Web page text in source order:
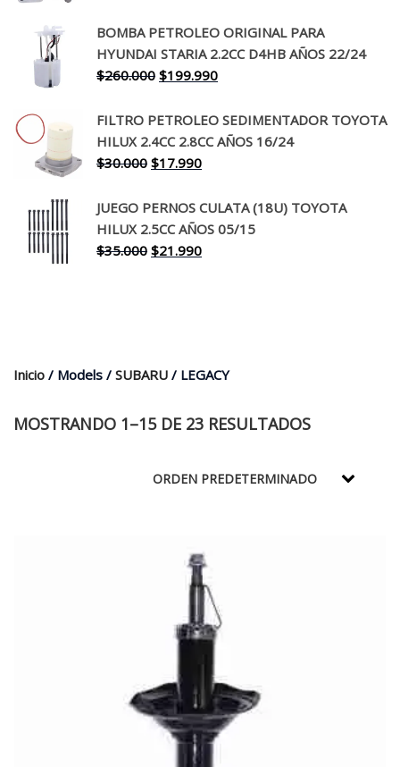
original
era:
$650.000.
actual
es:
$519.990.
BOMBA PETROLEO ORIGINAL PARA
HYUNDAI STARIA 2.2CC D4HB AÑOS 22/24
$260.000 El
original
era:
$260.000.
$199.990El
actual
es:
FILTRO PETROLEO SEDIMENTADOR TOYOTA
HILUX 2.4CC 2.8CC AÑOS 16/24
$30.000 El
original
era:
$30.000.
$17.990El
actual
es:
$17.990.
JUEGO PERNOS CULATA (18U) TOYOTA
HILUX 2.5CC AÑOS 05/15
$35.000 El
$21.990El
Inicio / Models / SUBARU / LEGACY
MOSTRANDO 1–15 DE 23 RESULTADOS